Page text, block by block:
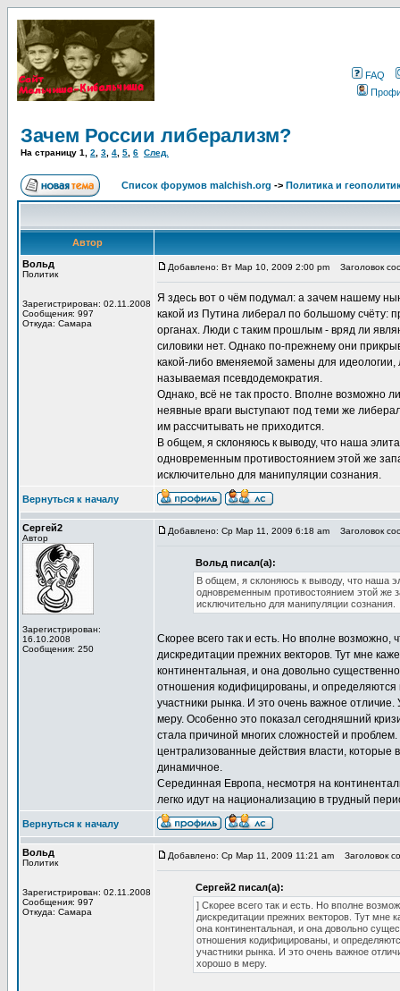
FAQ
Зачем России либерализм?
На страницу 1 2 3 4 5 6 След.
Список форумов malchish.org -> Политика и
Автор
Вольд
Политик
Зарегистрирован: 02.11.2008
Сообщения: 997
Откуда: Самара
Добавлено: Вт Мар 10, 2009 2:00 pm Заголовок
Я здесь вот о чём подумал: а зачем нашему
какой из Путина либерал по большому счёту:
органах. Люди с таким прошлым - вряд ли
силовики нет. Однако по-прежнему они
какой-либо вменяемой замены для
называемая псевдодемократия.
Однако, всё не так просто. Вполне возможно
неявные враги выступают под теми же
им рассчитывать не приходится.
В общем, я склоняюсь к выводу, что наша
одновременным противостоянием этой же
исключительно для манипуляции сознания.
Вернуться к началу
Сергей2
Автор
Зарегистрирован:
16.10.2008
Сообщения: 250
Добавлено: Ср Мар 11, 2009 6:18 am Заголовок
Вольд писал(а):
В общем, я склоняюсь к выводу, что наша
одновременным противостоянием этой же
исключительно для манипуляции сознания.
Скорее всего так и есть. Но вполне возможно,
дискредитации прежних векторов. Тут мне
континентальная, и она довольно
отношения кодифицированы, и определяются
участники рынка. И это очень важное
меру. Особенно это показал сегодняшний
стала причиной многих сложностей и
централизованные действия власти, которые
динамичное.
Серединная Европа, несмотря на
легко идут на национализацию в трудный
Вернуться к началу
Вольд
Политик
Зарегистрирован: 02.11.2008
Сообщения: 997
Откуда: Самара
Добавлено: Ср Мар 11, 2009 11:21 am Заголовок
Сергей2 писал(а):
] Скорее всего так и есть. Но вполне
дискредитации прежних векторов. Тут мне
она континентальная, и она довольно
отношения кодифицированы, и
участники рынка. И это очень важное
хорошо в меру.